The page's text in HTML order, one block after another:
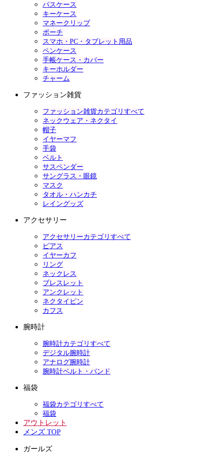
パスケース
キーケース
マネークリップ
ポーチ
スマホ・PC・タブレット用品
ペンケース
手帳ケース・カバー
キーホルダー
チャーム
ファッション雑貨
ファッション雑貨カテゴリすべて
ネックウェア・ネクタイ
帽子
イヤーマフ
手袋
ベルト
サスペンダー
サングラス・眼鏡
マスク
タオル・ハンカチ
レイングッズ
アクセサリー
アクセサリーカテゴリすべて
ピアス
イヤーカフ
リング
ネックレス
ブレスレット
アンクレット
ネクタイピン
カフス
腕時計
腕時計カテゴリすべて
デジタル腕時計
アナログ腕時計
腕時計ベルト・バンド
福袋
福袋カテゴリすべて
福袋
アウトレット
メンズ TOP
ガールズ